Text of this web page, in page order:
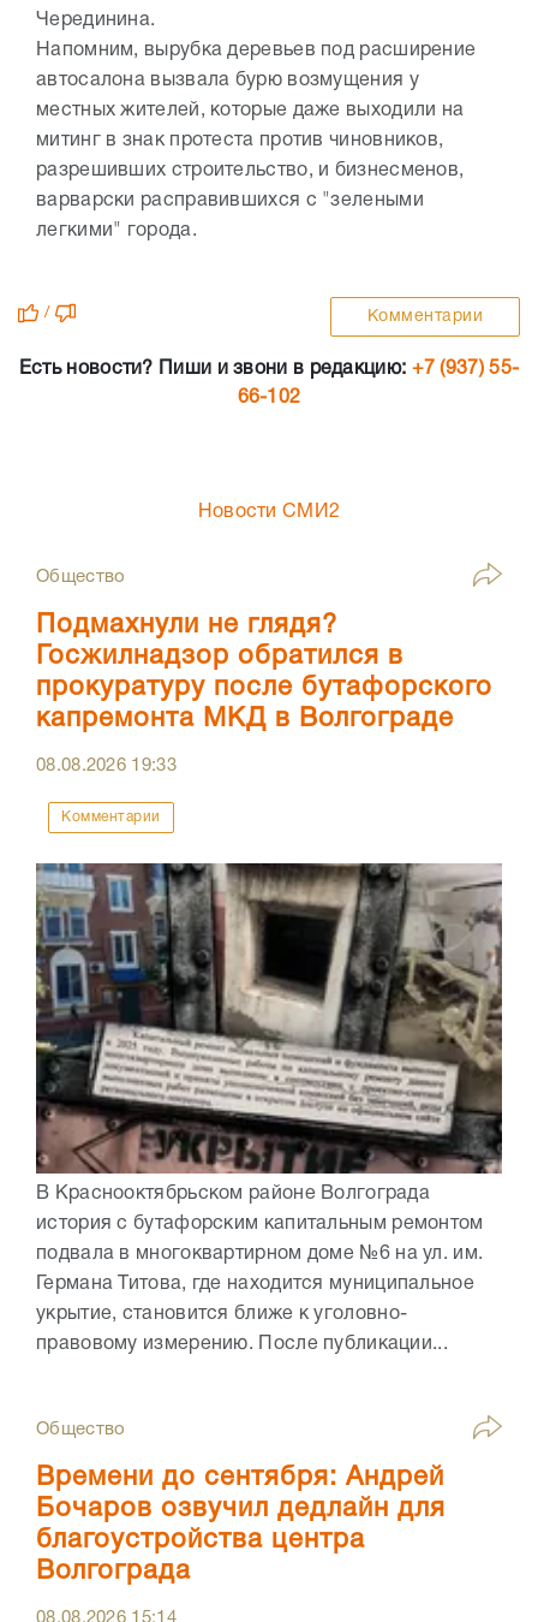
Черединина.
Напомним, вырубка деревьев под расширение
автосалона вызвала бурю возмущения у
местных жителей, которые даже выходили на
митинг в знак протеста против чиновников,
разрешивших строительство, и бизнесменов,
варварски расправившихся с "зелеными
легкими" города.
/ Комментарии
Есть новости? Пиши и звони в редакцию: +7 (937) 55-
66-102
Новости СМИ2
Общество
Подмахнули не глядя?
Госжилнадзор обратился в
прокуратуру после бутафорского
капремонта МКД в Волгограде
08.08.2026 19:33
Комментарии
В Краснооктябрьском районе Волгограда
история с бутафорским капитальным ремонтом
подвала в многоквартирном доме №6 на ул. им.
Германа Титова, где находится муниципальное
укрытие, становится ближе к уголовно-
правовому измерению. После публикации...
Общество
Времени до сентября: Андрей
Бочаров озвучил дедлайн для
благоустройства центра
Волгограда
08.08.2026 15:14